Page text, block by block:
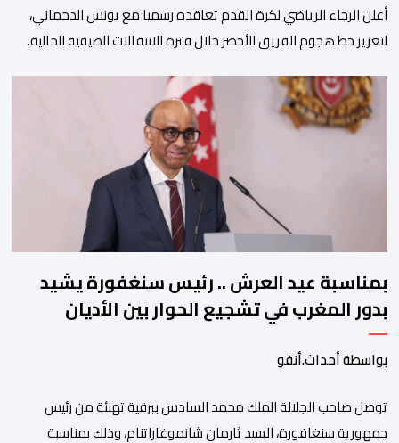
أعلن الرجاء الرياضي لكرة القدم تعاقده رسميا مع يونس الدحماني،
لتعزيز خط هجوم الفريق الأخضر خلال فترة الانتقالات الصيفية الحالية. ​
حيث يعول عليه الطاقم التقني للرجاء لتقديم الإضافة المرجوة في
المسابقات المحلية والقارية المقبلة. ​وجاء هذا التعاقد بعد أداء لافت
قدمه اللاعب برفقة اتحاد […]
بمناسبة عيد العرش .. رئيس سنغفورة يشيد
بدور المغرب في تشجيع الحوار بين الأديان
بواسطة أحداث.أنفو
توصل صاحب الجلالة الملك محمد السادس ببرقية تهنئة من رئيس
جمهورية سنغافورة، السيد ثارمان شانموغاراتنام، وذلك بمناسبة